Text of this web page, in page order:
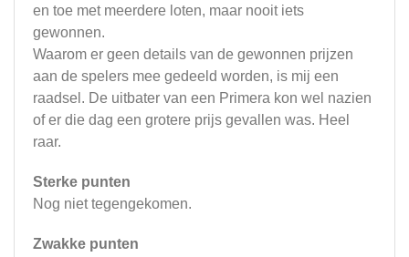
en toe met meerdere loten, maar nooit iets
gewonnen.
Waarom er geen details van de gewonnen prijzen
aan de spelers mee gedeeld worden, is mij een
raadsel. De uitbater van een Primera kon wel nazien
of er die dag een grotere prijs gevallen was. Heel
raar.
Sterke punten
Nog niet tegengekomen.
Zwakke punten